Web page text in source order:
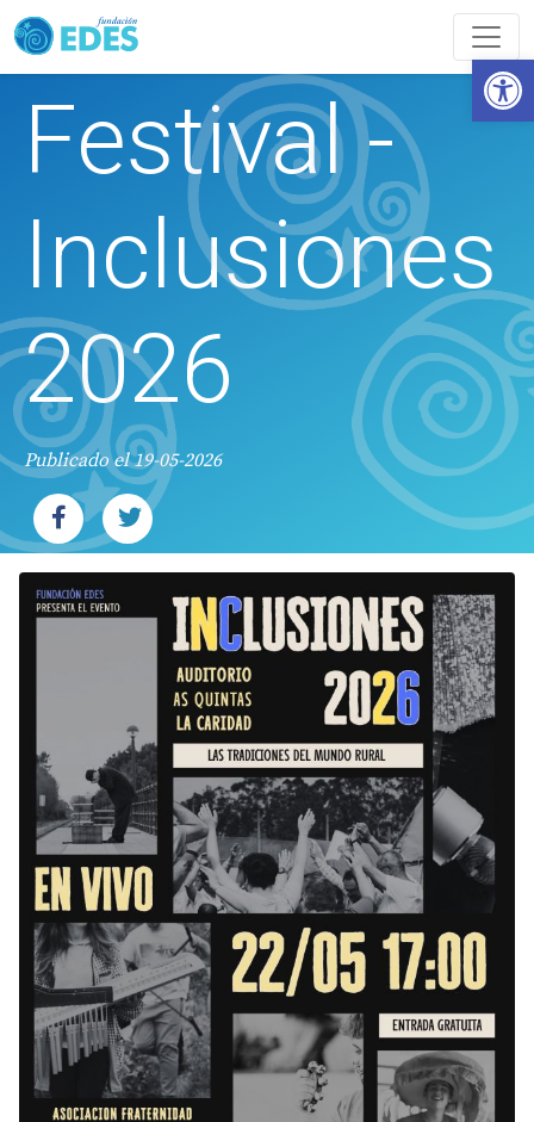
Abrir
Festival -
Inclusiones
2026
Publicado el 19-05-2026